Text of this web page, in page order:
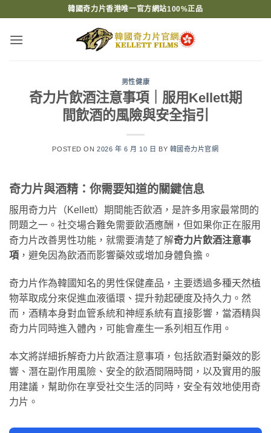
content
韓國奇力片香港唯一官方網站100%正品
男性健康
奇力片飲酒注意事項｜服用Kellett期
間飲酒的風險與安全指引
POSTED ON2026 年 6 月 10 日 BY 韓國奇力片官網
奇力片與酒精：你需要知道的關鍵信息
服用奇力片（Kellett）期間能否飲酒，是許多用家最常問的
問題之一。社交場合難免需要飲酒應酬，但如果你正在服用
奇力片改善男性功能，就需要清楚了解奇力片飲酒注意事
項 ，避免因為飲酒而影響藥效或增加身體負擔。
奇力片作為韓國知名的男性保健產品，主要透過多種天然植
物萃取成分來促進血液循環、提升勃起硬度及持久力。然
而，酒精本身對血管系統和神經系統有直接影響，當酒精與
奇力片同時進入體內，可能會產生一系列相互作用。
本文將詳細拆解奇力片飲酒注意事項，包括飲酒對藥效的影
響、潛在副作用風險、安全的飲酒間隔時間，以及實用的服
用建議，幫助你在享受社交生活的同時，安全有效地使用奇
力片。